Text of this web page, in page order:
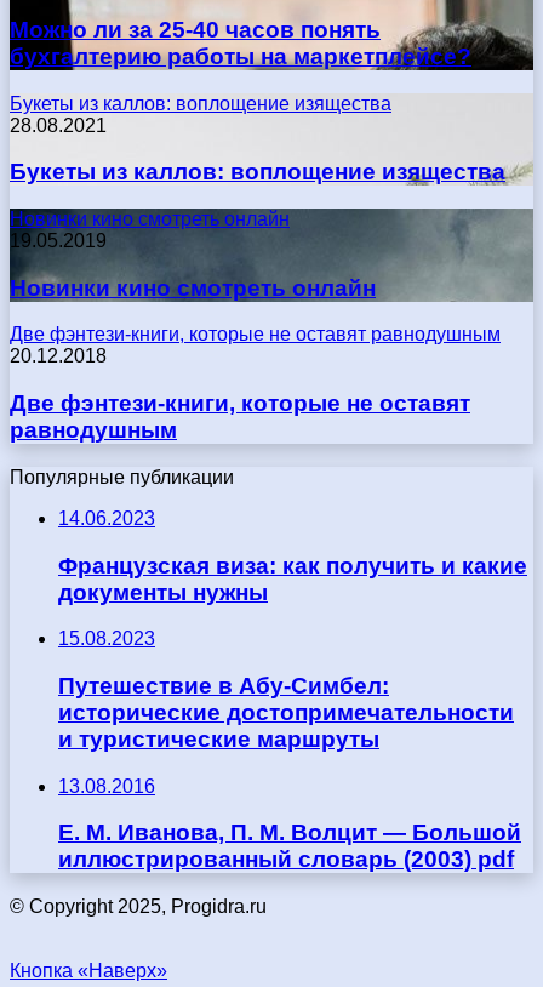
Можно ли за 25-40 часов понять
бухгалтерию работы на маркетплейсе?
Букеты из каллов: воплощение изящества
28.08.2021
Букеты из каллов: воплощение изящества
Новинки кино смотреть онлайн
19.05.2019
Новинки кино смотреть онлайн
Две фэнтези-книги, которые не оставят равнодушным
20.12.2018
Две фэнтези-книги, которые не оставят
равнодушным
Популярные публикации
14.06.2023
Французская виза: как получить и какие
документы нужны
15.08.2023
Путешествие в Абу-Симбел:
исторические достопримечательности
и туристические маршруты
13.08.2016
Е. М. Иванова, П. М. Волцит — Большой
иллюстрированный словарь (2003) pdf
© Copyright 2025, Progidra.ru
Кнопка «Наверх»